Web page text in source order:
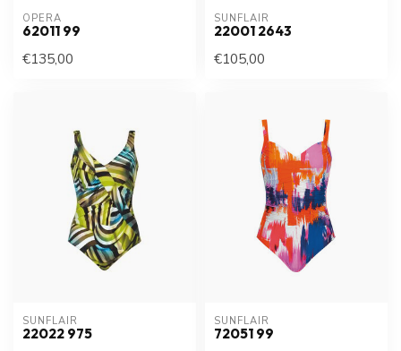
OPERA
62011 99
€135,00
SUNFLAIR
22001 2643
€105,00
SUNFLAIR
22022 975
SUNFLAIR
72051 99